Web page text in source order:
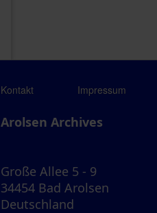
Kontakt Impressum
Arolsen Archives
Große Allee 5 - 9
34454 Bad Arolsen
Deutschland